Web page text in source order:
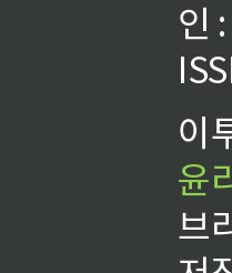
인
이
윤
브